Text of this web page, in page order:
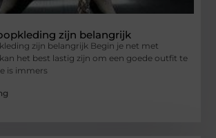
zijn belangrijk
zijn belangrijk Begin je net met
het best lastig zijn om een goede outfit te
is immers